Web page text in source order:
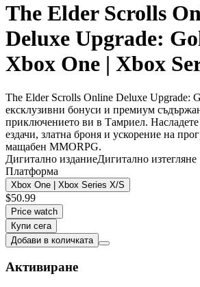
The Elder Scrolls
Deluxe Upgrade:
Xbox One | Xbox
The Elder Scrolls Online Deluxe Upgrade:
ексклузивни бонуси и премиум
приключението ви в Тамриел.
ездачи, златна броня и ускорение на
мащабен MMORPG.
Дигитално изданиеДигитално изтегляне
Платформа
Xbox One | Xbox Series X/S
$50.99
Price watch
Купи сега
Добави в количката
Активиране